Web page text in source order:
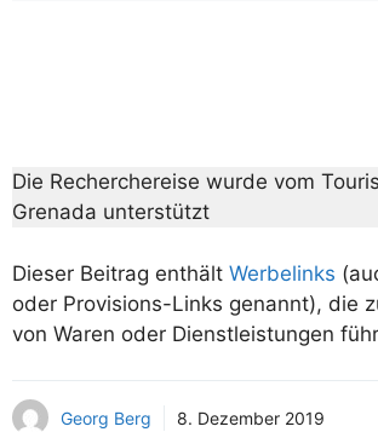
Die Recherchereise wurde vom
Grenada unterstützt
Dieser Beitrag enthält Werbelinks
oder Provisions-Links genannt), die
von Waren oder Dienstleistungen
Georg Berg 8. Dezember 2019